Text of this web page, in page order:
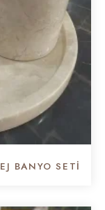
BANYO SETI